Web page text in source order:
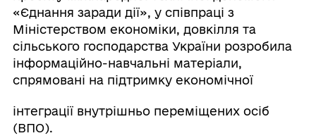
«Єднання заради дії», у співпраці з
Міністерством економіки, довкілля та
сільського господарства України розробила
інформаційно-навчальні матеріали,
спрямовані на підтримку економічної
інтеграції внутрішньо переміщених осіб
(ВПО).